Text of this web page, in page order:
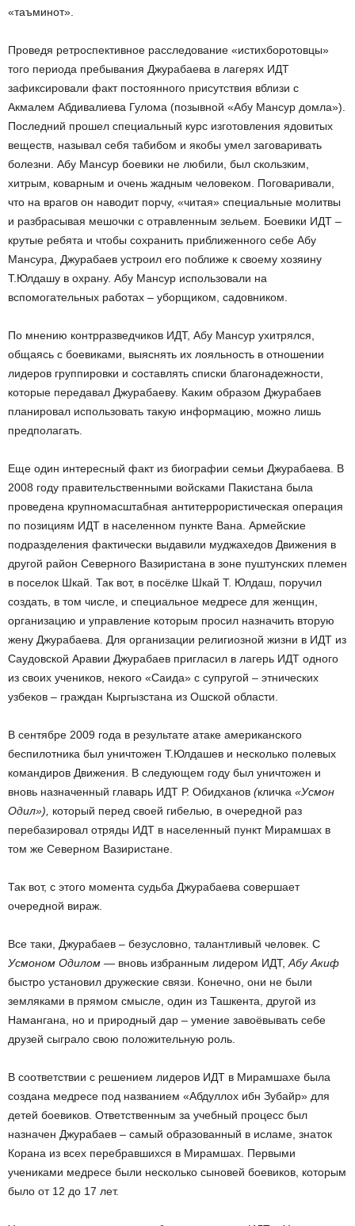
«таъминот».
Проведя ретроспективное расследование «истихборотовцы»
того периода пребывания Джурабаева в лагерях ИДТ
зафиксировали факт постоянного присутствия вблизи с
Акмалем Абдивалиева Гулома (позывной «Абу Мансур домла»).
Последний прошел специальный курс изготовления ядовитых
веществ, называл себя табибом и якобы умел заговаривать
болезни. Абу Мансур боевики не любили, был скользким,
хитрым, коварным и очень жадным человеком. Поговаривали,
что на врагов он наводит порчу, «читая» специальные молитвы
и разбрасывая мешочки с отравленным зельем. Боевики ИДТ –
крутые ребята и чтобы сохранить приближенного себе Абу
Мансура, Джурабаев устроил его поближе к своему хозяину
Т.Юлдашу в охрану. Абу Мансур использовали на
вспомогательных работах – уборщиком, садовником.
По мнению контрразведчиков ИДТ, Абу Мансур ухитрялся,
общаясь с боевиками, выяснять их лояльность в отношении
лидеров группировки и составлять списки благонадежности,
которые передавал Джурабаеву. Каким образом Джурабаев
планировал использовать такую информацию, можно лишь
предполагать.
Еще один интересный факт из биографии семьи Джурабаева. В
2008 году правительственными войсками Пакистана была
проведена крупномасштабная антитеррористическая операция
по позициям ИДТ в населенном пункте Вана. Армейские
подразделения фактически выдавили муджахедов Движения в
другой район Северного Вазиристана в зоне пуштунских племен
в поселок Шкай. Так вот, в посёлке Шкай Т. Юлдаш, поручил
создать, в том числе, и специальное медресе для женщин,
организацию и управление которым просил назначить вторую
жену Джурабаева. Для организации религиозной жизни в ИДТ из
Саудовской Аравии Джурабаев пригласил в лагерь ИДТ одного
из своих учеников, некого «Саида» с супругой – этнических
узбеков – граждан Кыргызстана из Ошской области.
В сентябре 2009 года в результате атаке американского
беспилотника был уничтожен Т.Юлдашев и несколько полевых
командиров Движения. В следующем году был уничтожен и
вновь назначенный главарь ИДТ Р. Обидханов (кличка «Усмон
Одил»), который перед своей гибелью
в очередной раз
перебазировал отряды ИДТ в населенный пункт Мирамшах в
том же Северном Вазиристане.
Так вот, с этого момента судьба Джурабаева совершает
очередной вираж.
Все таки, Джурабаев – безусловно, талантливый человек. С
Усмоном Одилом — вновь избранным лидером ИДТ, Абу Акиф
быстро установил дружеские связи. Конечно, они не были
земляками в прямом смысле, один из Ташкента, другой из
Намангана, но и природный дар – умение завоёвывать себе
друзей сыграло свою положительную роль.
В соответствии с решением лидеров ИДТ в Мирамшахе была
создана медресе под названием «Абдуллох ибн Зубайр» для
детей боевиков. Ответственным за учебный процесс был
назначен Джурабаев – самый образованный в исламе, знаток
Корана из всех перебравшихся в Мирамшах. Первыми
учениками медресе были несколько сыновей боевиков, которым
было от 12 до 17 лет.